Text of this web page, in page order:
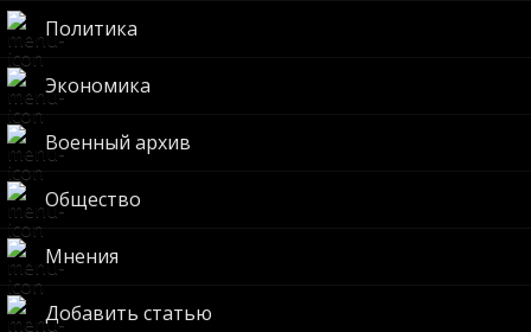
Политика
Экономика
Военный архив
Общество
Мнения
Добавить статью